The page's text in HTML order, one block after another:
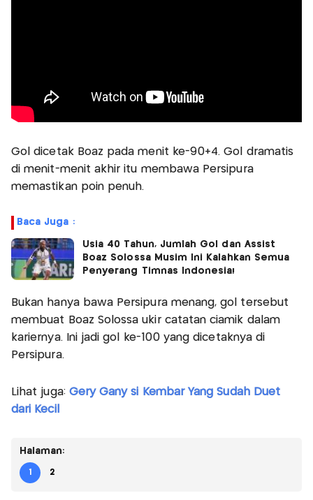
Gol dicetak Boaz pada menit ke-90+4. Gol dramatis
di menit-menit akhir itu membawa Persipura
memastikan poin penuh.
Baca Juga :
Usia 40 Tahun, Jumlah Gol dan Assist
Boaz Solossa Musim Ini Kalahkan Semua
Penyerang Timnas Indonesia!
Bukan hanya bawa Persipura menang, gol tersebut
membuat Boaz Solossa ukir catatan ciamik dalam
kariernya. Ini jadi gol ke-100 yang dicetaknya di
Persipura.
Lihat juga: Gery Gany si Kembar Yang Sudah Duet
dari Kecil
Halaman:
1 2